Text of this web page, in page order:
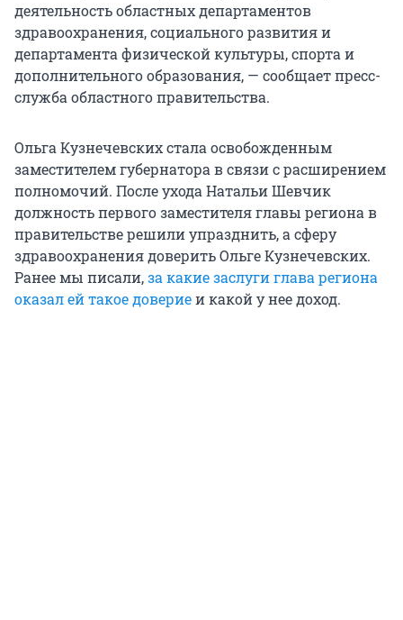
деятельность областных департаментов
здравоохранения, социального развития и
департамента физической культуры, спорта и
дополнительного образования, — сообщает пресс-
служба областного правительства.
Ольга Кузнечевских стала освобожденным
заместителем губернатора в связи с расширением
полномочий. После ухода Натальи Шевчик
должность первого заместителя главы региона в
правительстве решили упразднить, а сферу
здравоохранения доверить Ольге Кузнечевских.
Ранее мы писали,за какие заслуги глава региона
оказал ей такое довериеи какой у нее доход.